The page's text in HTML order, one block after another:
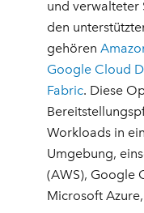
und verwalteter
den
gehören
Google Cloud
Fabric. Diese
Workloads in
Umgebung,
(AWS), Google
Microsoft